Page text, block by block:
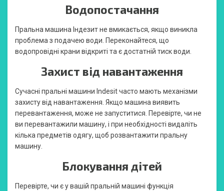
Водопостачання
Пральна машина Індезит не вмикається, якщо виникла
проблема з подачею води. Переконайтеся, що
водопровідні крани відкриті та є достатній тиск води.
Захист від навантаження
Сучасні пральні машини Indesit часто мають механізми
захисту від навантаження. Якщо машина виявить
перевантаження, може не запуститися. Перевірте, чи не
ви перевантажили машину, і при необхідності видаліть
кілька предметів одягу, щоб розвантажити пральну
машину.
Блокування дітей
Перевірте, чи є у вашій пральній машині функція